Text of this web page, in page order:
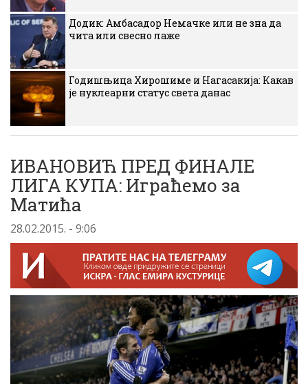
Додик: Амбасадор Немачке или не зна да
чита или свесно лаже
Годишњица Хирошиме и Нагасакија: Какав
је нуклеарни статус света данас
ИВАНОВИЋ ПРЕД ФИНАЛЕ
ЛИГА КУПА: Играћемо за
Матића
28.02.2015. - 9:06